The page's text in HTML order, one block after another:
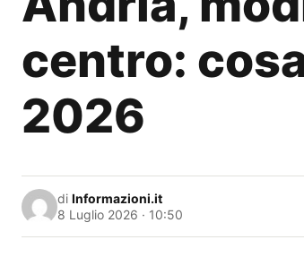
centro:
2026
di Informazioni.it
8 Luglio 2026 · 10:50